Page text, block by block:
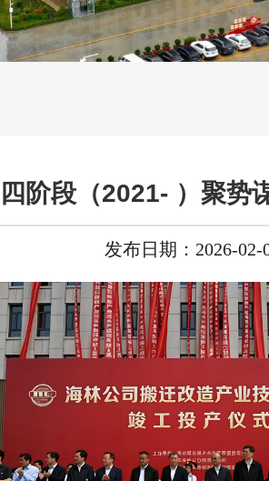
阶段（2021- ）聚势
发布日期：2026-02-